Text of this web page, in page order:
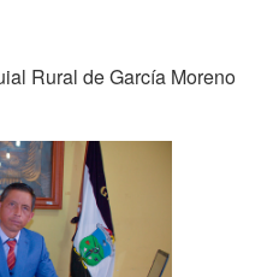
Rural de García Moreno